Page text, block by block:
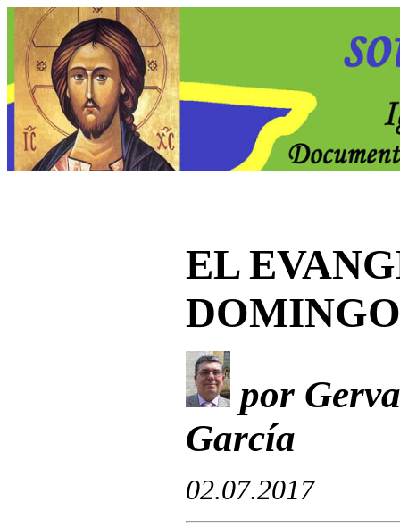
EL
DOMINGO
por
García
02.07.2017